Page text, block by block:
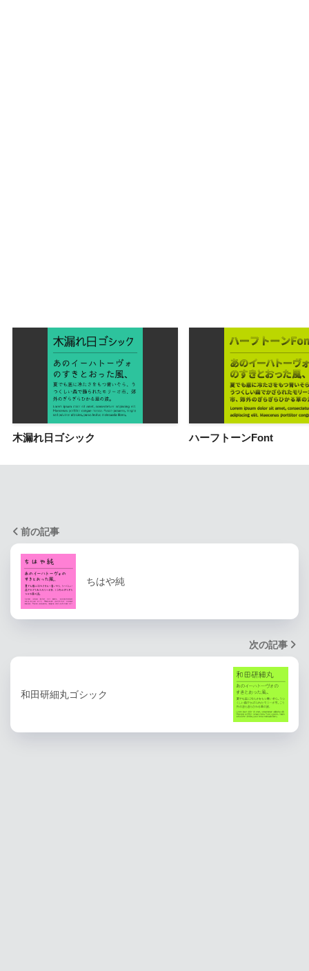
木漏れ日ゴシック ハーフトーンFont
前の記事
ちはや純
次の記事
和田研細丸ゴシック